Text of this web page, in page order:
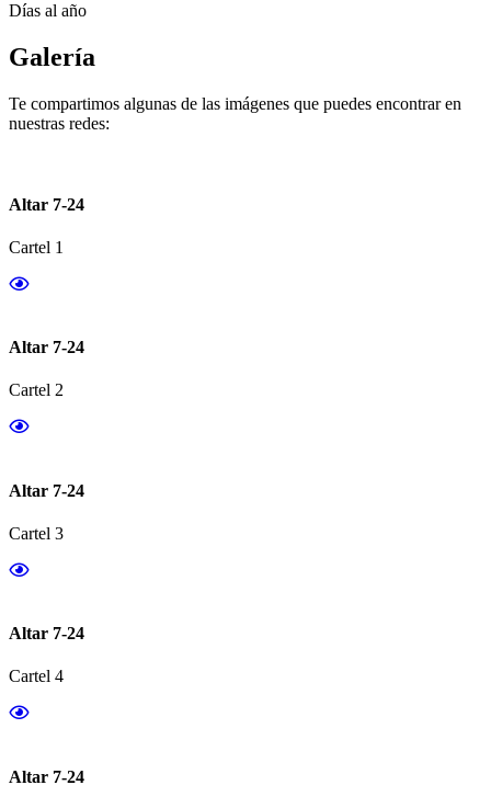
Días al año
Galería
Te compartimos algunas de las imágenes que puedes encontrar en
nuestras redes:
Altar 7-24
Cartel 1
Altar 7-24
Cartel 2
Altar 7-24
Cartel 3
Altar 7-24
Cartel 4
Altar 7-24